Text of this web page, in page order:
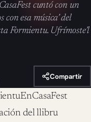
cuntó con un
esa música’ del
Formientu. Ufrímoste’l
Compartir
del llibru